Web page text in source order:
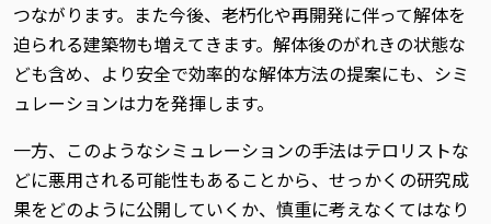
つながります。また今後、老朽化や再開発に伴って解体を
迫られる建築物も増えてきます。解体後のがれきの状態な
ども含め、より安全で効率的な解体方法の提案にも、シミ
ュレーションは力を発揮します。
一方、このようなシミュレーションの手法はテロリストな
どに悪用される可能性もあることから、せっかくの研究成
果をどのように公開していくか、慎重に考えなくてはなり